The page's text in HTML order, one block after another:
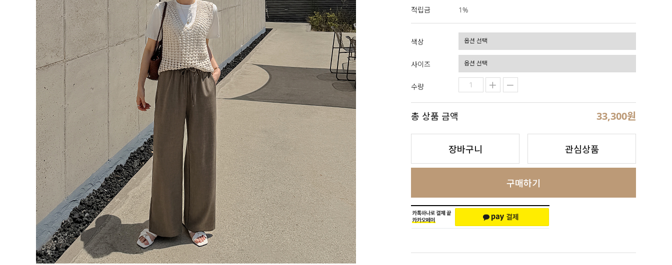
적립금
1%
색상
사이즈
수량
총 상품 금액 33,300원
장바구니 관심상품
구매하기